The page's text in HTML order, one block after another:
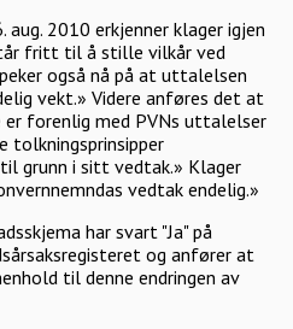
2010 erkjenner klager igjen
fritt til å stille vilkår ved
også nå på at uttalelsen
vekt.» Videre anføres det at
forenlig med PVNs uttalelser
tolkningsprinsipper
grunn i sitt vedtak.» Klager
vedtak endelig.»
har svart "Ja" på
og anfører at
til denne endringen av